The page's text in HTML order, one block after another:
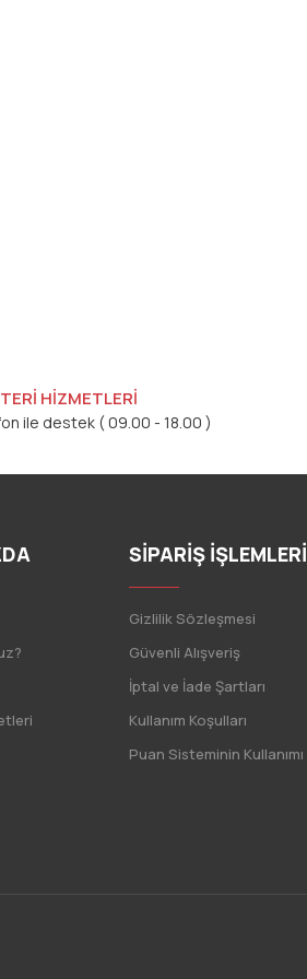
HİZMETLERİ
ile destek ( 09.00 - 18.00 )
SİPARİŞ İŞLEMLERİ
Gizlilik Sözleşmesi
Güvenli Alışveriş
İptal ve İade Şartları
Kullanım Koşulları
Puan Sisteminin Kullanımı